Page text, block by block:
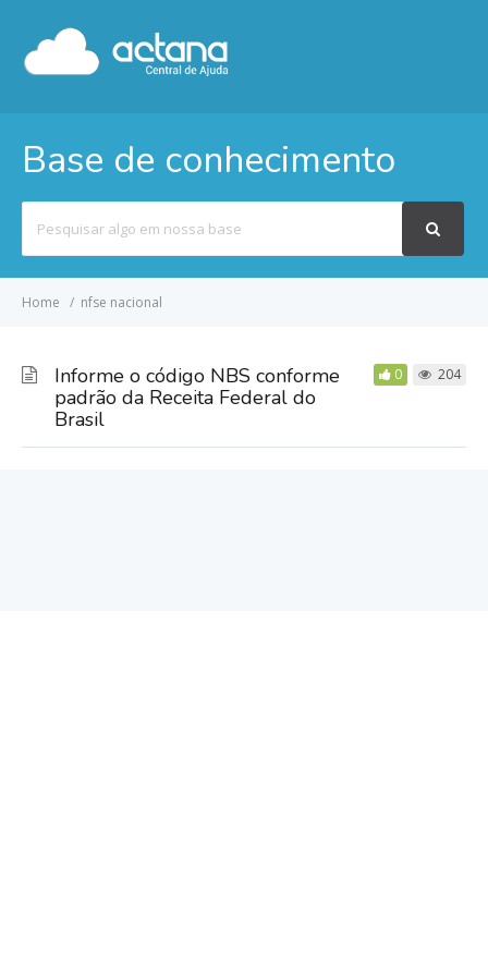
Base de conhecimento
por
Home nfse nacional
Informe o código NBS conforme
padrão da Receita Federal do
Brasil
0 204